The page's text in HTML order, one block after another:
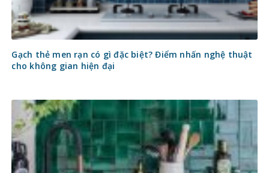
Gạch thẻ men rạn có gì đặc biệt? Điểm nhấn nghệ thuật
cho không gian hiện đại